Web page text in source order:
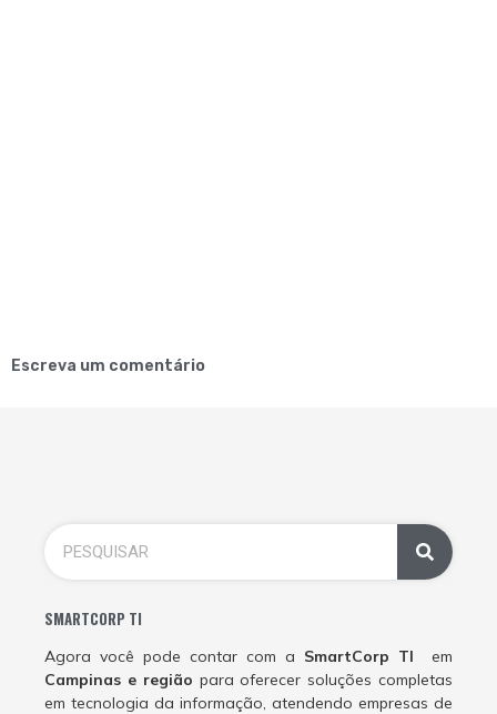
Escreva um comentário
SMARTCORP TI
Agora você pode contar com a SmartCorp TI em
Campinas e região para oferecer soluções completas
em tecnologia da informação, atendendo empresas de